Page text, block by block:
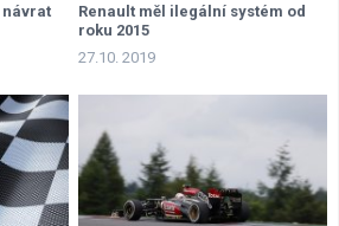
návrat
Renault měl ilegální systém od
roku 2015
27.10. 2019